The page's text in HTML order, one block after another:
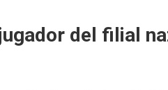
del filial